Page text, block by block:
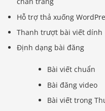
Hỗ trợ thả xuống
Thanh trượt bài viết dính
Định dạng bài đăng
Bài viết chuẩn
Bài đăng video
Bài viết trong